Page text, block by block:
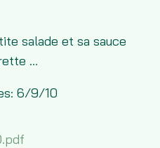
salade et sa sauce
...
6/9/10